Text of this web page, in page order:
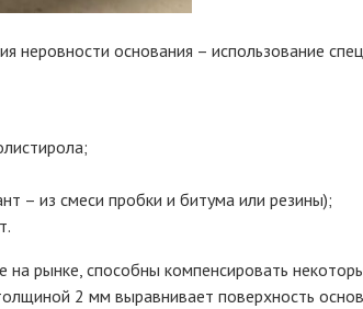
неровности основания – использование
– из смеси пробки и битума или резины);
рынке, способны компенсировать
2 мм выравнивает поверхность